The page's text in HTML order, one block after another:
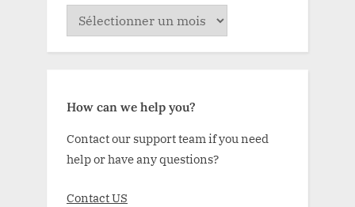
ARCHIVE
How can we help you?
Contact our support team if you need
help or have any questions?
Contact US